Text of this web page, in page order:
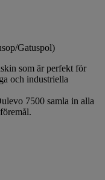
Gatuspol)
som är perfekt för
och industriella
7500 samla in alla